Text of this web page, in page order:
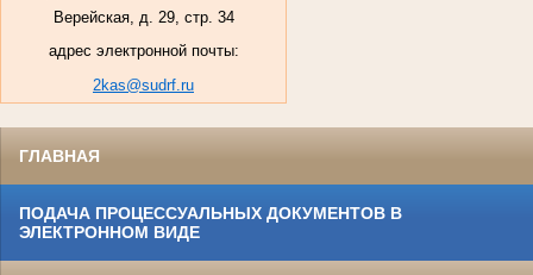
Верейская, д. 29, стр. 34
адрес электронной почты:
2kas@sudrf.ru
ГЛАВНАЯ
ПОДАЧА ПРОЦЕССУАЛЬНЫХ ДОКУМЕНТОВ В
ЭЛЕКТРОННОМ ВИДЕ